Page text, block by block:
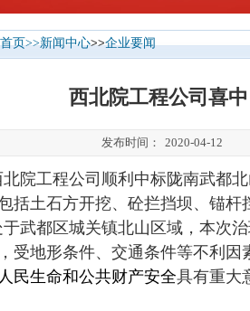
首页>>新闻中心>>企业要闻
西北院工程公司喜
发布时间： 2020-04-12
院工程公司顺利中标陇南武都
括土石方开挖、砼拦挡坝、锚
武都区城关镇北山区域，本次
受地形条件、交通条件等不利
民生命和公共财产安全具有重大